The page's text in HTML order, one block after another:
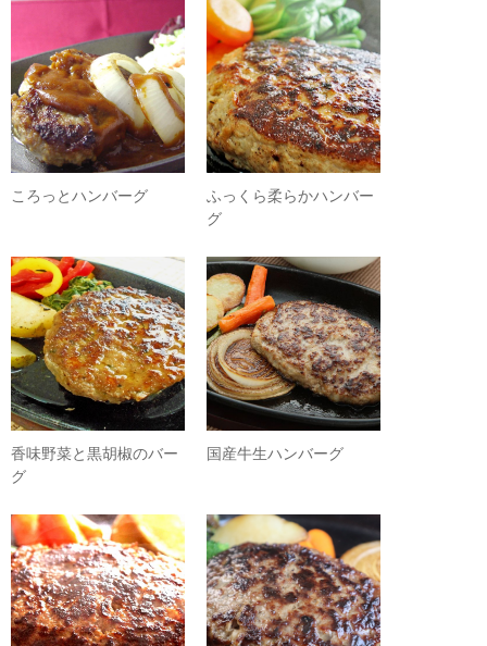
ころっとハンバーグ
ふっくら柔らかハンバー
グ
香味野菜と黒胡椒のバー
グ
国産牛生ハンバーグ